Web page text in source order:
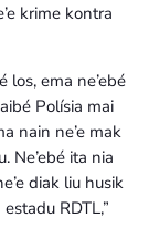
krime kontra
los, ema ne’ebé
Polísia mai
nain ne’e mak
Ne’ebé ita nia
diak liu husik
RDTL,”